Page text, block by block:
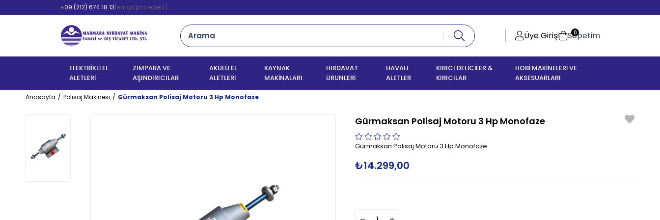
+09 (212) 674 18 13 [email protected]
Üye Girişi Sepetim
0
ELEKTRİKLİ EL
ALETLERİ
ZIMPARA VE
AŞINDIRICILAR
AKÜLÜ EL
ALETLERİ
KAYNAK
MAKİNALARI
HIRDAVAT
ÜRÜNLERİ
HAVALI
ALETLER
KIRICI DELİCİLER &
KIRICILAR
HOBİ MAKİNELERİ VE
AKSESUARLARI
Anasayfa Polisaj Makinesi Gürmaksan Polisaj Motoru 3 Hp Monofaze
Gürmaksan Polisaj Motoru 3 Hp Monofaze
Gürmaksan Polisaj Motoru 3 Hp Monofaze
₺14.299,00